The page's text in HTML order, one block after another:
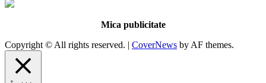
Mica publicitate
Copyright © All rights reserved. | CoverNews by AF themes.